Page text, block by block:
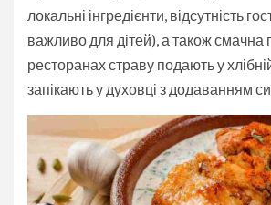
локальні інгредієнти, відсутність
важливо для дітей), а також смачна
ресторанах страву подають у
запікають у духовці з додаванням